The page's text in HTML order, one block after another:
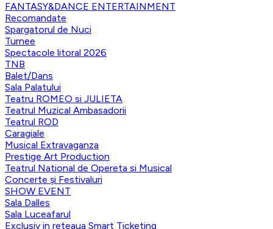
FANTASY&DANCE ENTERTAINMENT
Recomandate
Spargatorul de Nuci
Turnee
Spectacole litoral 2026
TNB
Balet/Dans
Sala Palatului
Teatru ROMEO si JULIETA
Teatrul Muzical Ambasadorii
Teatrul ROD
Caragiale
Musical Extravaganza
Prestige Art Production
Teatrul National de Opereta si Musical
Concerte și Festivaluri
SHOW EVENT
Sala Dalles
Sala Luceafarul
Exclusiv in reteaua Smart Ticketing